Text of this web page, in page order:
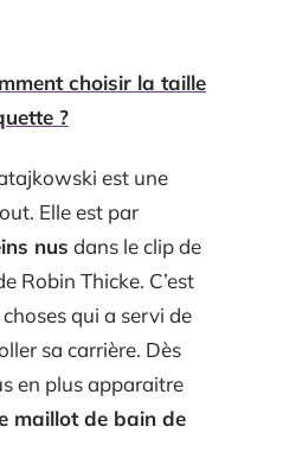
choisir la taille
?
est une
Elle est par
nus dans le clip de
Robin Thicke. C’est
qui a servi de
sa carrière. Dès
en plus apparaitre
maillot de bain de